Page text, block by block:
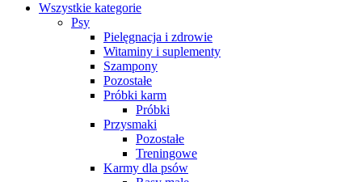
Wszystkie kategorie
Psy
Pielęgnacja i zdrowie
Witaminy i suplementy
Szampony
Pozostałe
Próbki karm
Próbki
Przysmaki
Pozostałe
Treningowe
Karmy dla psów